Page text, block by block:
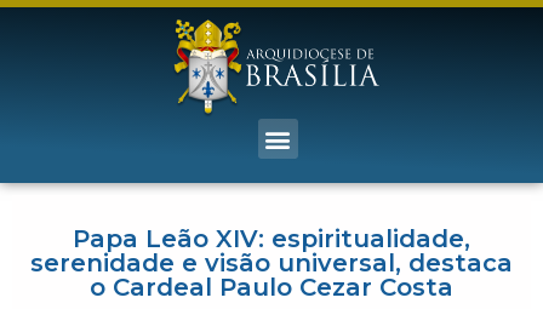
Papa Leão XIV: espiritualidade,
serenidade e visão universal, destaca
o Cardeal Paulo Cezar Costa